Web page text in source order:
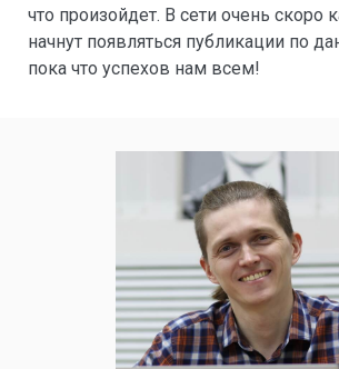
что произойдет. В сети очень скоро
начнут появляться публикации по
пока что успехов нам всем!